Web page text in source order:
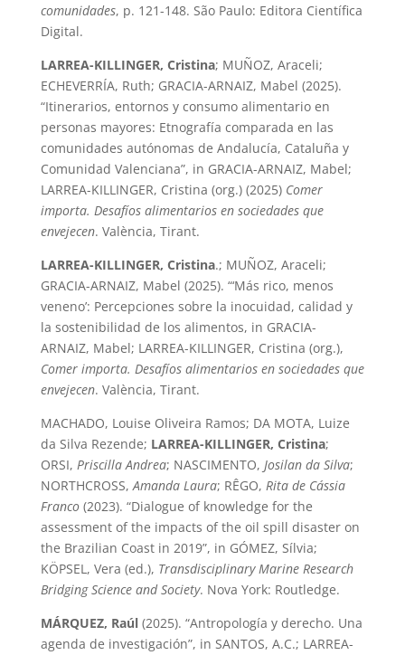
comunidades, p. 121-148. São Paulo: Editora Científica
Digital.
LARREA-KILLINGER, Cristina; MUÑOZ, Araceli;
ECHEVERRÍA, Ruth; GRACIA-ARNAIZ, Mabel (2025).
“Itinerarios, entornos y consumo alimentario en
personas mayores: Etnografía comparada en las
comunidades autónomas de Andalucía, Cataluña y
Comunidad Valenciana”, in GRACIA-ARNAIZ, Mabel;
LARREA-KILLINGER, Cristina (org.) (2025) Comer
importa. Desafíos alimentarios en sociedades que
envejecen. València, Tirant.
LARREA-KILLINGER, Cristina.; MUÑOZ, Araceli;
GRACIA-ARNAIZ, Mabel (2025). “‘Más rico, menos
veneno’: Percepciones sobre la inocuidad, calidad y
la sostenibilidad de los alimentos, in GRACIA-
ARNAIZ, Mabel; LARREA-KILLINGER, Cristina (org.),
Comer importa. Desafíos alimentarios en sociedades que
envejecen. València, Tirant.
MACHADO, Louise Oliveira Ramos; DA MOTA, Luize
da Silva Rezende; LARREA-KILLINGER, Cristina;
ORSI, Priscilla Andrea; NASCIMENTO, Josilan da Silva;
NORTHCROSS,Amanda Laura; RÊGO, Rita de Cássia
Franco(2023). “Dialogue of knowledge for the
assessment of the impacts of the oil spill disaster on
the Brazilian Coast in 2019”, in GÓMEZ, Sílvia;
KÖPSEL, Vera (ed.), Transdisciplinary Marine Research
Bridging Science and Society. Nova York: Routledge.
MÁRQUEZ, Raúl(2025). “Antropología y derecho. Una
agenda de investigación”, in SANTOS, A.C.; LARREA-